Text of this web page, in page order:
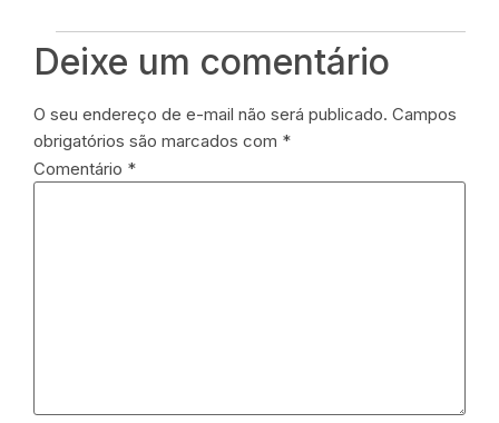
Deixe um comentário
O seu endereço de e-mail não será publicado. Campos
obrigatórios são marcados com *
Comentário *